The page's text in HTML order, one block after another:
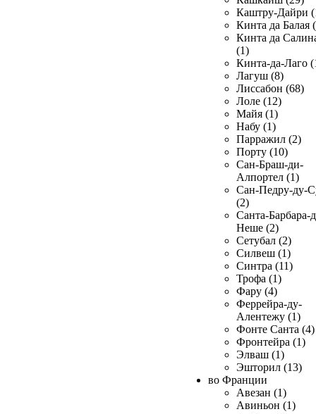
Каштру-Дайри
Кинта да Балая
Кинта да
(1)
Кинта-да-Лаго
Лагуш (8)
Лиссабон (68)
Лоле (12)
Майя (1)
Набу (1)
Парражил (2)
Порту (10)
Сан-Браш-ди-
Алпортел (1)
Сан-Педру-ду-
(2)
Санта-Барбара-
Неше (2)
Сетубал (2)
Силвеш (1)
Синтра (11)
Трофа (1)
Фару (4)
Феррейра-ду-
Алентежу (1)
Фонте Санта (4)
Фронтейра (1)
Элваш (1)
Эшторил (13)
во Франции
Авезан (1)
Авиньон (1)